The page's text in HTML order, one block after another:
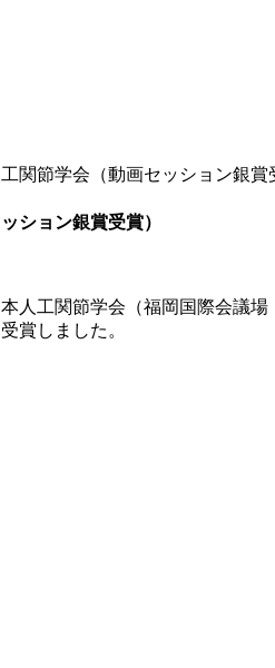
関節学会（動画セッション銀賞
ション銀賞受賞）
人工関節学会（福岡国際会議
賞しました。